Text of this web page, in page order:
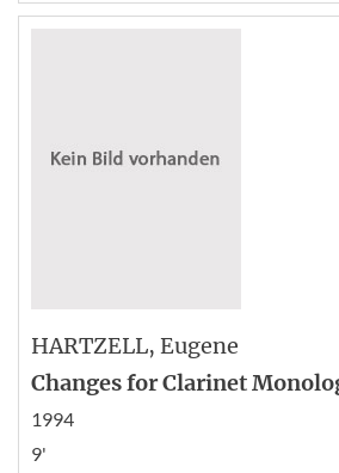
HARTZELL, Eugene
Changes for Clarinet
1994
9'